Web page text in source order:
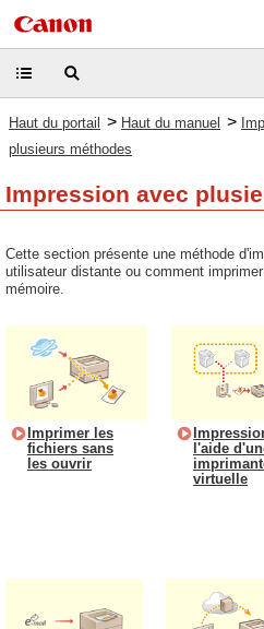
Haut du portail > Haut du manuel >
plusieurs méthodes
Impression avec
Cette section présente une méthode
utilisateur distante ou comment
mémoire.
Imprimer les
fichiers sans
les ouvrir
l'aide
virtuelle